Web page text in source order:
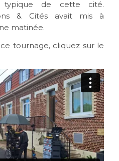
de cette cité.
& Cités avait mis à
matinée.
tournage, cliquez sur le